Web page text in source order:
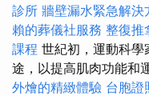
診所 牆壁漏水緊急解決
賴的葬儀社服務 整復推
課程 世紀初，運動科學
途，以提高肌肉功能和
外燴的精緻體驗 台胞證